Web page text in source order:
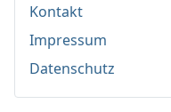
Kontakt
Impressum
Datenschutz